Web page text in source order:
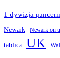
1 dywizja
Newark Newark on
tablica UK